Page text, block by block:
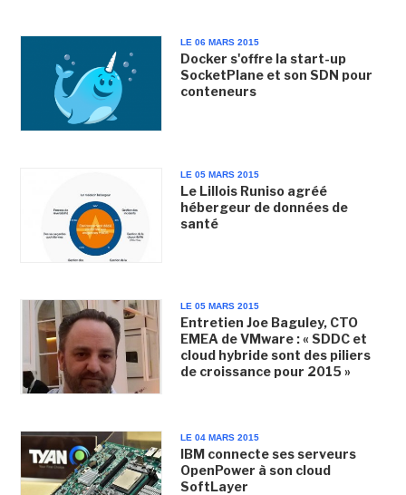
LE 06 MARS 2015
Docker s'offre la start-up
SocketPlane et son SDN pour
conteneurs
LE 05 MARS 2015
Le Lillois Runiso agréé
hébergeur de données de
santé
LE 05 MARS 2015
Entretien Joe Baguley, CTO
EMEA de VMware : « SDDC et
cloud hybride sont des piliers
de croissance pour 2015 »
LE 04 MARS 2015
IBM connecte ses serveurs
OpenPower à son cloud
SoftLayer